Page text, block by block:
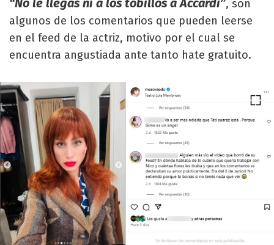
“No le llegas ni a los tobillos a Accardi”, son
algunos de los comentarios que pueden leerse
en el feed de la actriz, motivo por el cual se
encuentra angustiada ante tanto hate gratuito.